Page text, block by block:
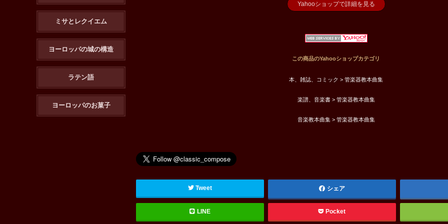
Yahooショップで詳細を見る
この商品のYahooショップカテゴリ
本、雑誌、コミック > 管楽器教本曲集
楽譜、音楽書 > 管楽器教本曲集
音楽教本曲集 > 管楽器教本曲集
Tweet シェア
LINE Pocket
ミサとレクイエム
ヨーロッパの城の構造
ラテン語
ヨーロッパのお菓子